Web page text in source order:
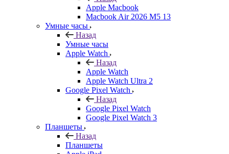
Apple Macbook
Macbook Air 2026 M5 13
Умные часы
Назад
Умные часы
Apple Watch
Назад
Apple Watch
Apple Watch Ultra 2
Google Pixel Watch
Назад
Google Pixel Watch
Google Pixel Watch 3
Планшеты
Назад
Планшеты